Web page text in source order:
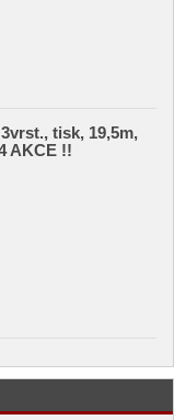
tisk, 19,5m,
AKCE !!